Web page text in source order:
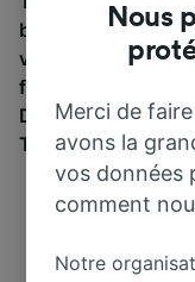
billets de train à
vous emmène
ferroviaires et de
Découvrez
Trainline
Nous
Merci de
avons la
vos données
comment
Notre